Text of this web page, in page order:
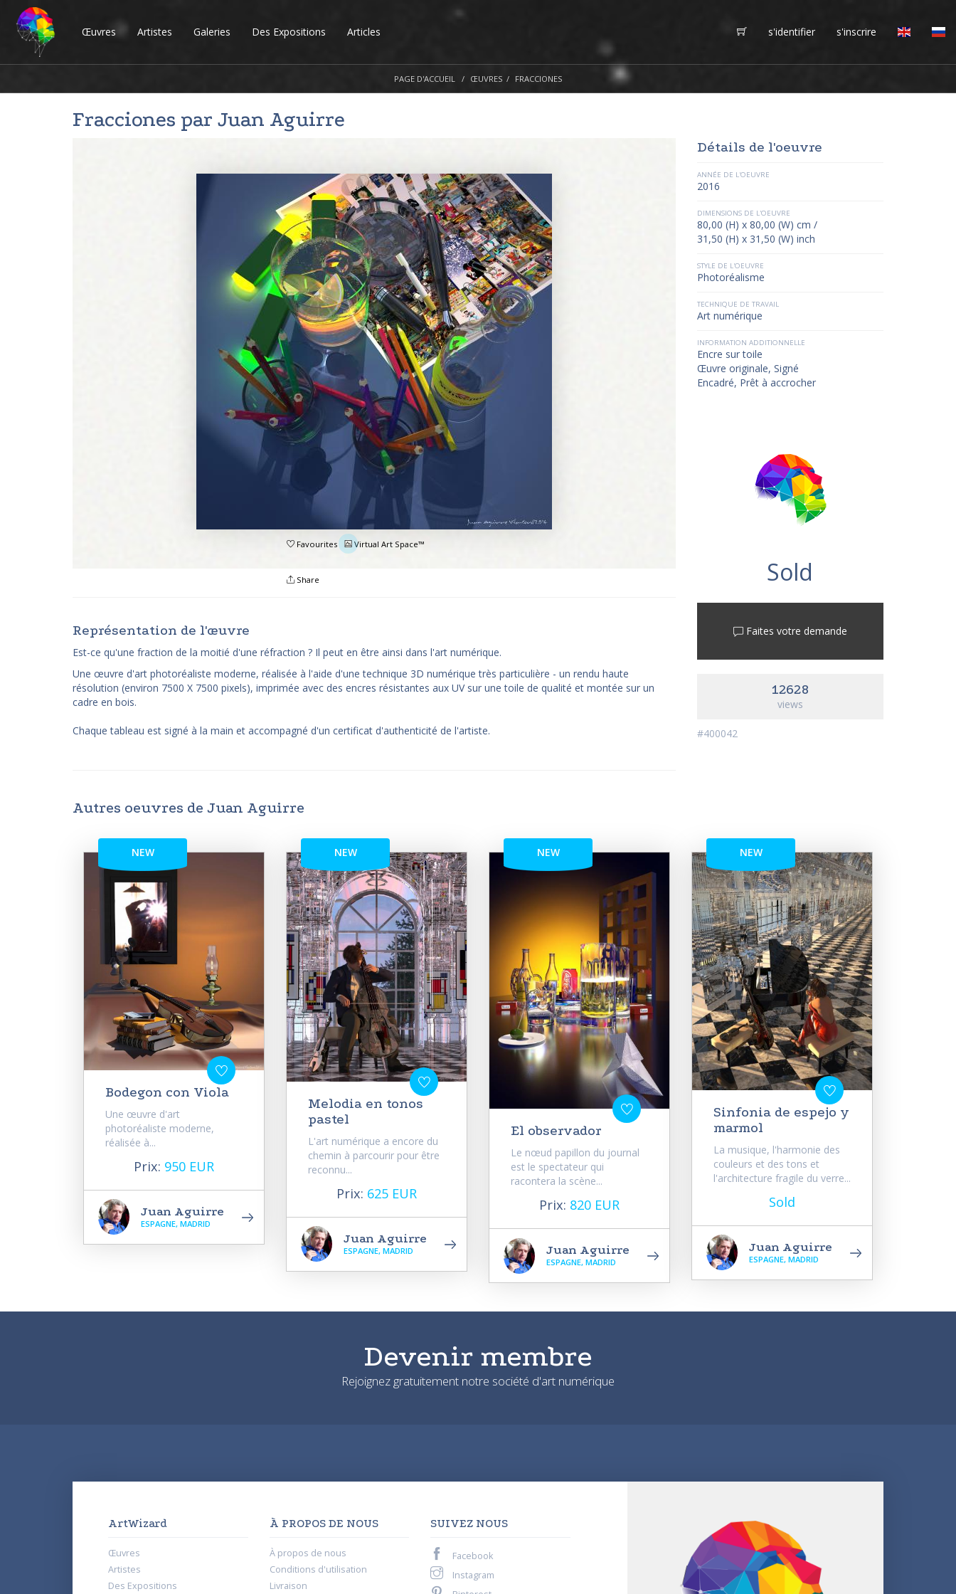
Œuvres Artistes Galeries Des Expositions Articles s'identifier s'inscrire
PAGE D'ACCUEIL ŒUVRES FRACCIONES
Fracciones par Juan Aguirre
Favourites Virtual Art Space™
Share
Représentation de l'œuvre
Est-ce qu'une fraction de la moitié d'une réfraction ? Il peut en être ainsi dans l'art numérique.
Une œuvre d'art photoréaliste moderne, réalisée à l'aide d'une technique 3D numérique très particulière - un rendu haute
résolution (environ 7500 X 7500 pixels), imprimée avec des encres résistantes aux UV sur une toile de qualité et montée sur un
cadre en bois.
Chaque tableau est signé à la main et accompagné d'un certificat d'authenticité de l'artiste.
Détails de l'oeuvre
ANNÉE DE L'OEUVRE
2016
DIMENSIONS DE L'OEUVRE
80,00 (H) x 80,00 (W) cm /
31,50 (H) x 31,50 (W) inch
STYLE DE L'OEUVRE
Photoréalisme
TECHNIQUE DE TRAVAIL
Art numérique
INFORMATION ADDITIONNELLE
Encre sur toile
Œuvre originale, Signé
Encadré, Prêt à accrocher
Sold
Faites votre demande
12628
views
#400042
Autres oeuvres de Juan Aguirre
NEW
Bodegon con Viola
Une œuvre d'art
photoréaliste moderne,
réalisée à...
Prix: 950 EUR
Juan Aguirre
ESPAGNE, MADRID
NEW
Melodia en tonos
pastel
L'art numérique a encore du
chemin à parcourir pour être
reconnu...
Prix: 625 EUR
Juan Aguirre
ESPAGNE, MADRID
NEW
El observador
Le nœud papillon du journal
est le spectateur qui
racontera la scène...
Prix: 820 EUR
Juan Aguirre
ESPAGNE, MADRID
NEW
Sinfonia de espejo y
marmol
La musique, l'harmonie des
couleurs et des tons et
l'architecture fragile du verre...
Sold
Juan Aguirre
ESPAGNE, MADRID
Devenir membre
Rejoignez gratuitement notre société d'art numérique
ArtWizard
Œuvres
Artistes
Des Expositions
À PROPOS DE NOUS
À propos de nous
Conditions d'utilisation
Livraison
SUIVEZ NOUS
Facebook
Instagram